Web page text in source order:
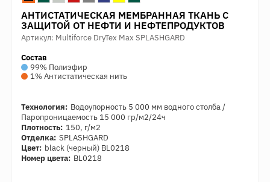
АНТИСТАТИЧЕСКАЯ МЕМБРАННАЯ ТКАНЬ С
ЗАЩИТОЙ ОТ НЕФТИ И НЕФТЕПРОДУКТОВ
Артикул: Multiforce DryTex Max SPLASHGARD
Состав
99% Полиэфир
1% Антистатическая нить
Технология: Водоупорность 5 000 мм водного столба /
Паропроницаемость 15 000 гр/м2/24ч
Плотность: 150, г/м2
Отделка: SPLASHGARD
Цвет: black (черный) BL0218
Номер цвета: BL0218